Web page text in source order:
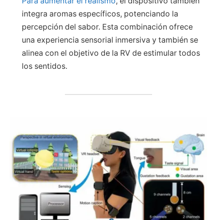
integra aromas específicos, potenciando la
percepción del sabor. Esta combinación ofrece
una experiencia sensorial inmersiva y también se
alinea con el objetivo de la RV de estimular todos
los sentidos.